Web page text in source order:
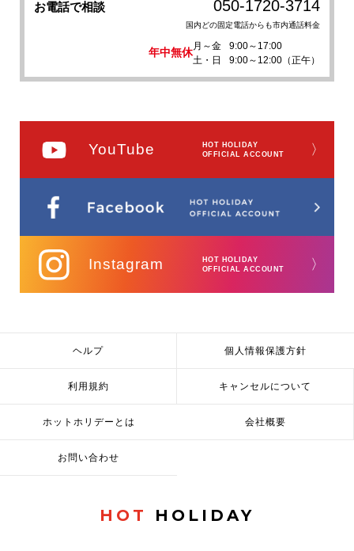
お電話で相談 050-1720-3714
国内どの固定電話からも市内通話料金
年中無休
月～金
9:00～17:00
土・日
9:00～12:00（正午）
YouTube
HOT HOLIDAY
OFFICIAL ACCOUNT
〉
Instagram
HOT HOLIDAY
OFFICIAL ACCOUNT
〉
ヘルプ 個人情報保護方針
利用規約 キャンセルについて
ホットホリデーとは 会社概要
お問い合わせ
HOT HOLIDAY